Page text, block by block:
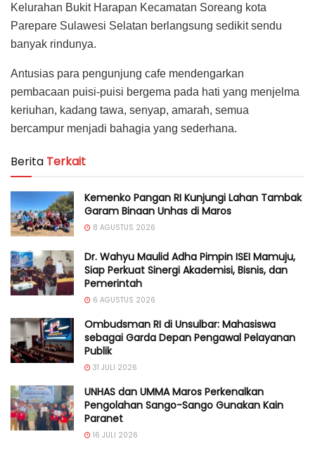
Kelurahan Bukit Harapan Kecamatan Soreang kota
Parepare Sulawesi Selatan berlangsung sedikit sendu
banyak rindunya.
Antusias para pengunjung cafe mendengarkan
pembacaan puisi-puisi bergema pada hati yang menjelma
keriuhan, kadang tawa, senyap, amarah, semua
bercampur menjadi bahagia yang sederhana.
Berita Terkait
Kemenko Pangan RI Kunjungi Lahan Tambak
Garam Binaan Unhas di Maros
8 AGUSTUS 2026
Dr. Wahyu Maulid Adha Pimpin ISEI Mamuju,
Siap Perkuat Sinergi Akademisi, Bisnis, dan
Pemerintah
6 AGUSTUS 2026
Ombudsman RI di Unsulbar: Mahasiswa
sebagai Garda Depan Pengawal Pelayanan
Publik
31 JULI 2026
UNHAS dan UMMA Maros Perkenalkan
Pengolahan Sango-Sango Gunakan Kain
Paranet
16 JULI 2026